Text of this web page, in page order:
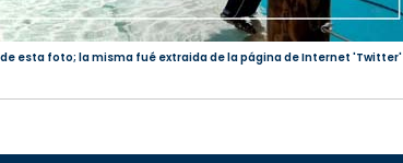
esta foto; la misma fué extraida de la página de Internet 'Twitter'